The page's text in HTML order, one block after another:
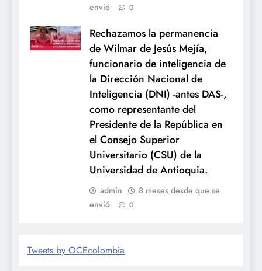
envió
0
Rechazamos la permanencia
de Wilmar de Jesús Mejía,
funcionario de inteligencia de
la Dirección Nacional de
Inteligencia (DNI) -antes DAS-,
como representante del
Presidente de la República en
el Consejo Superior
Universitario (CSU) de la
Universidad de Antioquia.
admin
8 meses desde que se
envió
0
Tweets by OCEcolombia